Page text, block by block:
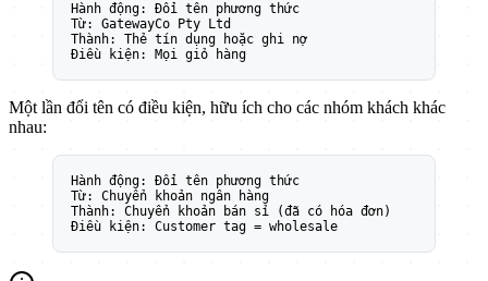
Hành động: Đổi tên phương thức
Từ: GatewayCo Pty Ltd
Thành: Thẻ tín dụng hoặc ghi nợ
Điều kiện: Mọi giỏ hàng
Một lần đổi tên có điều kiện, hữu ích cho các nhóm khách khác
nhau:
Hành động: Đổi tên phương thức
Từ: Chuyển khoản ngân hàng
Thành: Chuyển khoản bán sỉ (đã có hóa đơn)
Điều kiện: Customer tag = wholesale